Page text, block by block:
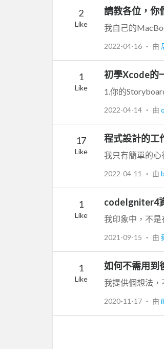
2
Like
請教各位，你
2022-04-16 ‧ 由
1
Like
初學Xcode的
2022-04-14 ‧ 由
17
Like
程式設計的工
2022-04-11 ‧ 由
1
Like
codeIgniter4
2021-09-15 ‧ 由
1
Like
如何不需用到
2020-11-17 ‧ 由